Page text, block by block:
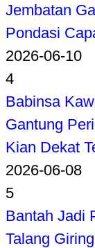
Jembatan
Pondasi
2026-06-10
4
Babinsa
Gantung
Kian Dekat
2026-06-08
5
Bantah Jadi
Talang